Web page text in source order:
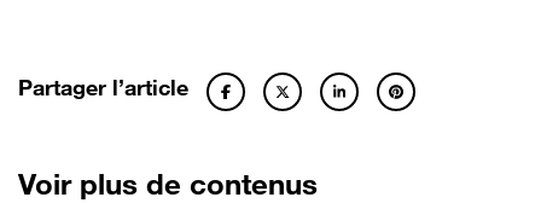
Partager l’article
Voir plus de contenus